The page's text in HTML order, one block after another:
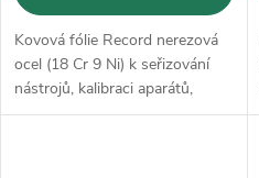
Kovová fólie Record nerezová
ocel (18 Cr 9 Ni) k seřizování
nástrojů, kalibraci aparátů,
vyrovnání tolerancí, podložení